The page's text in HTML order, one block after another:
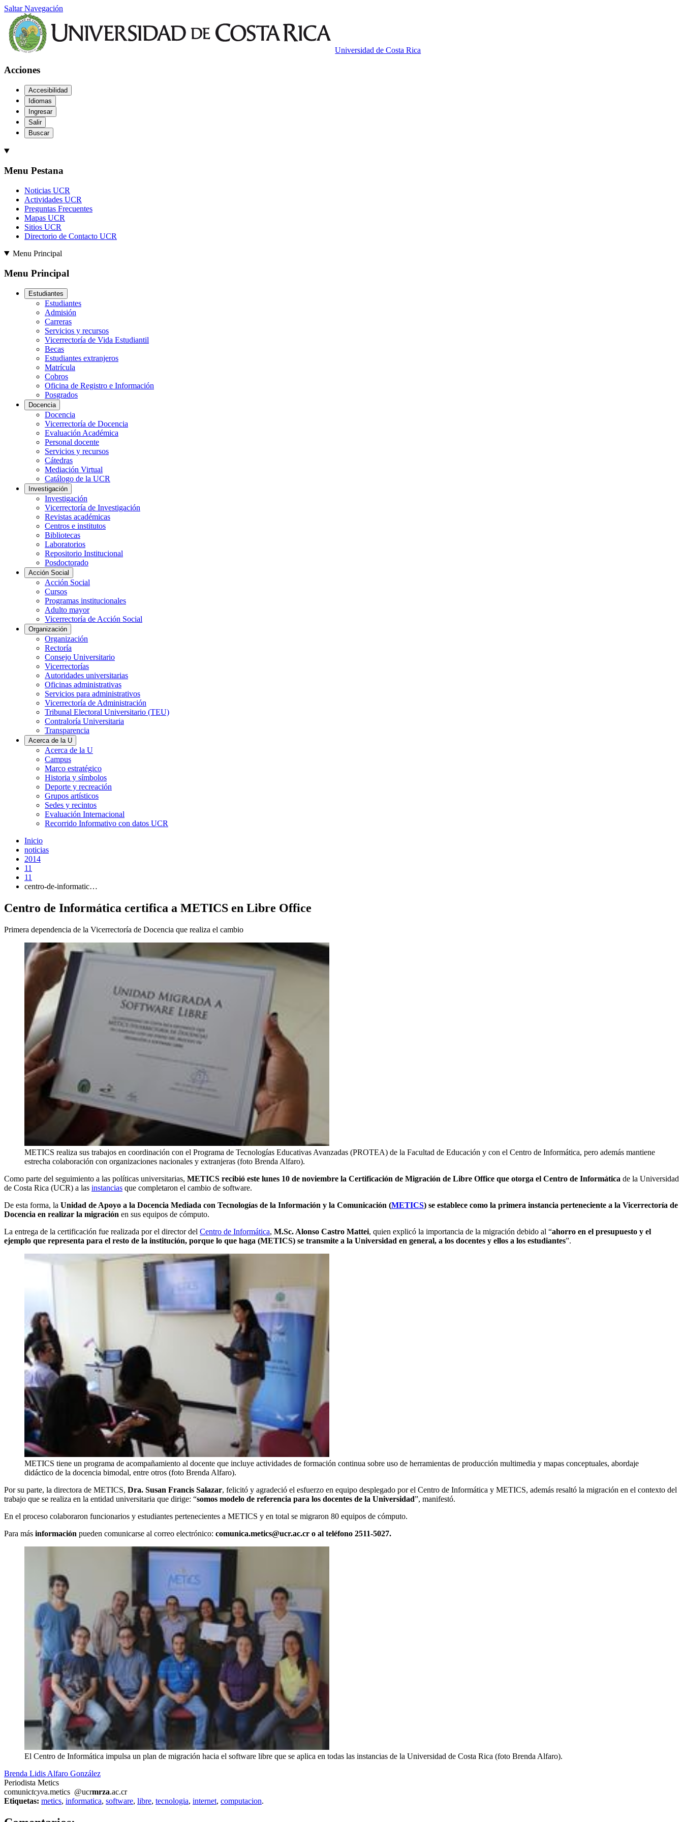
Saltar Navegación
Universidad de Costa Rica
Acciones
Accesibilidad
Idiomas
Ingresar
Salir
Buscar
Menu Pestana
Noticias UCR
Actividades UCR
Preguntas Frecuentes
Mapas UCR
Sitios UCR
Directorio de Contacto UCR
Menu Principal
Menu Principal
Estudiantes
Estudiantes
Admisión
Carreras
Servicios y recursos
Vicerrectoría de Vida Estudiantil
Becas
Estudiantes extranjeros
Matrícula
Cobros
Oficina de Registro e Información
Posgrados
Docencia
Docencia
Vicerrectoría de Docencia
Evaluación Académica
Personal docente
Servicios y recursos
Cátedras
Mediación Virtual
Catálogo de la UCR
Investigación
Investigación
Vicerrectoría de Investigación
Revistas académicas
Centros e institutos
Bibliotecas
Laboratorios
Repositorio Institucional
Posdoctorado
Acción Social
Acción Social
Cursos
Programas institucionales
Adulto mayor
Vicerrectoría de Acción Social
Organización
Organización
Rectoría
Consejo Universitario
Vicerrectorías
Autoridades universitarias
Oficinas administrativas
Servicios para administrativos
Vicerrectoría de Administración
Tribunal Electoral Universitario (TEU)
Contraloría Universitaria
Transparencia
Acerca de la U
Acerca de la U
Campus
Marco estratégico
Historia y símbolos
Deporte y recreación
Grupos artísticos
Sedes y recintos
Evaluación Internacional
Recorrido Informativo con datos UCR
Inicio
noticias
2014
11
11
centro-de-informatic…
Centro de Informática certifica a METICS en Libre Office
Primera dependencia de la Vicerrectoría de Docencia que realiza el cambio
METICS realiza sus trabajos en coordinación con el Programa de Tecnologías Educativas Avanzadas (PROTEA) de la Facultad de Educación y con el Centro de Informática, pero además mantiene
estrecha colaboración con organizaciones nacionales y extranjeras (foto Brenda Alfaro).
Como parte del seguimiento a las políticas universitarias, METICS recibió este lunes 10 de noviembre la Certificación de Migración de Libre Office que otorga el Centro de Informática de la Universidad
de Costa Rica (UCR) a las instancias que completaron el cambio de software.
De esta forma, la Unidad de Apoyo a la Docencia Mediada con Tecnologías de la Información y la Comunicación (METICS) se establece como la primera instancia perteneciente a la Vicerrectoría de
Docencia en realizar la migración en sus equipos de cómputo.
La entrega de la certificación fue realizada por el director del Centro de Informática, M.Sc. Alonso Castro Mattei, quien explicó la importancia de la migración debido al “ahorro en el presupuesto y el
ejemplo que representa para el resto de la institución, porque lo que haga (METICS) se transmite a la Universidad en general, a los docentes y ellos a los estudiantes”.
METICS tiene un programa de acompañamiento al docente que incluye actividades de formación continua sobre uso de herramientas de producción multimedia y mapas conceptuales, abordaje
didáctico de la docencia bimodal, entre otros (foto Brenda Alfaro).
Por su parte, la directora de METICS, Dra. Susan Francis Salazar, felicitó y agradeció el esfuerzo en equipo desplegado por el Centro de Informática y METICS, además resaltó la migración en el contexto del
trabajo que se realiza en la entidad universitaria que dirige: “somos modelo de referencia para los docentes de la Universidad”, manifestó.
En el proceso colaboraron funcionarios y estudiantes pertenecientes a METICS y en total se migraron 80 equipos de cómputo.
Para más información pueden comunicarse al correo electrónico: comunica.metics@ucr.ac.cr o al teléfono 2511-5027.
El Centro de Informática impulsa un plan de migración hacia el software libre que se aplica en todas las instancias de la Universidad de Costa Rica (foto Brenda Alfaro).
Brenda Lidis Alfaro González
Periodista Metics
comunictcyva.metics @ucrmrza.ac.cr
Etiquetas: metics, informatica, software, libre, tecnologia, internet, computacion.